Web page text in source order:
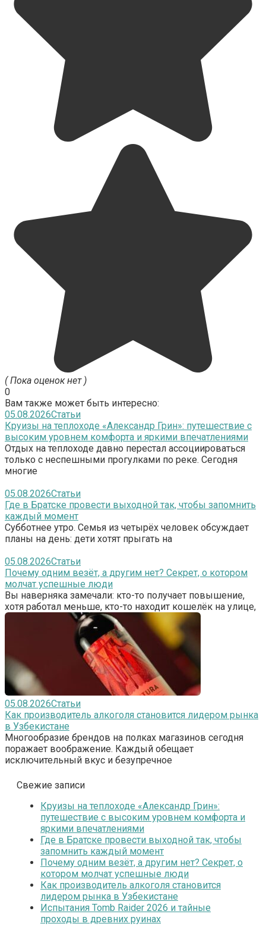
( Пока оценок нет )
0
Вам также может быть интересно:
05.08.2026Статьи
Круизы на теплоходе «Александр Грин»: путешествие с
высоким уровнем комфорта и яркими впечатлениями
Отдых на теплоходе давно перестал ассоциироваться
только с неспешными прогулками по реке. Сегодня
многие
05.08.2026Статьи
Где в Братске провести выходной так, чтобы запомнить
каждый момент
Субботнее утро. Семья из четырёх человек обсуждает
планы на день: дети хотят прыгать на
05.08.2026Статьи
Почему одним везёт, а другим нет? Секрет, о котором
молчат успешные люди
Вы наверняка замечали: кто-то получает повышение,
хотя работал меньше, кто-то находит кошелёк на улице,
05.08.2026Статьи
Как производитель алкоголя становится лидером рынка
в Узбекистане
Многообразие брендов на полках магазинов сегодня
поражает воображение. Каждый обещает
исключительный вкус и безупречное
Свежие записи
Круизы на теплоходе «Александр Грин»:
путешествие с высоким уровнем комфорта и
яркими впечатлениями
Где в Братске провести выходной так, чтобы
запомнить каждый момент
Почему одним везёт, а другим нет? Секрет, о
котором молчат успешные люди
Как производитель алкоголя становится
лидером рынка в Узбекистане
Испытания Tomb Raider 2026 и тайные
проходы в древних руинах